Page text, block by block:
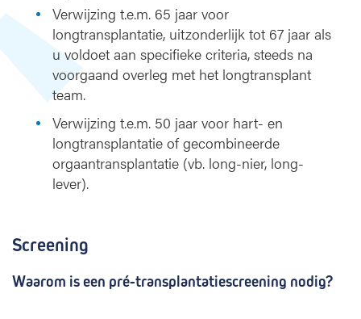
Verwijzing t.e.m. 65 jaar voor
longtransplantatie, uitzonderlijk tot 67 jaar als
u voldoet aan specifieke criteria, steeds na
voorgaand overleg met het longtransplant
team.
Verwijzing t.e.m. 50 jaar voor hart- en
longtransplantatie of gecombineerde
orgaantransplantatie (vb. long-nier, long-
lever).
Screening
Waarom is een pré-transplantatiescreening nodig?